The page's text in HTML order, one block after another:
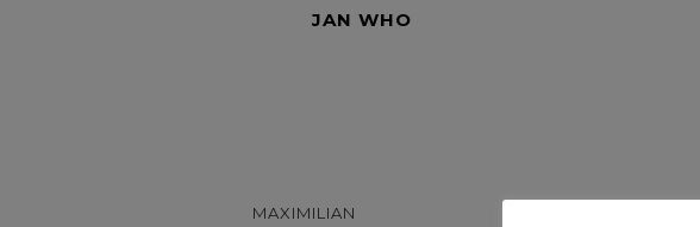
JAN WHO
MAXIMILIAN